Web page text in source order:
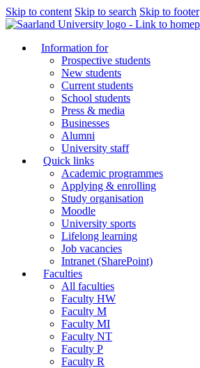
Skip to content Skip to search Skip to footer
Information for
Prospective students
New students
Current students
School students
Press & media
Businesses
Alumni
University staff
Quick links
Academic programmes
Applying & enrolling
Study organisation
Moodle
University sports
Lifelong learning
Job vacancies
Intranet (SharePoint)
Faculties
All faculties
Faculty HW
Faculty M
Faculty MI
Faculty NT
Faculty P
Faculty R